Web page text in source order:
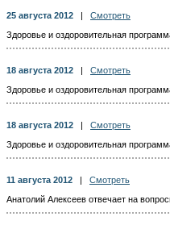
25 августа 2012
Смотреть
Здоровье и оздоровительная
18 августа 2012
Смотреть
Здоровье и оздоровительная
18 августа 2012
Смотреть
Здоровье и оздоровительная
11 августа 2012
Смотреть
Анатолий Алексеев отвечает на